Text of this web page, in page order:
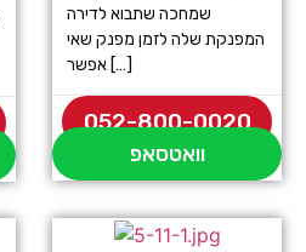
שמחכה שתבוא לדירה
המפנקת שלה לזמן מפנק שאי
אפשר […]
052-800-0020
וואטסאפ